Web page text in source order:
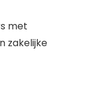
met
zakelijke